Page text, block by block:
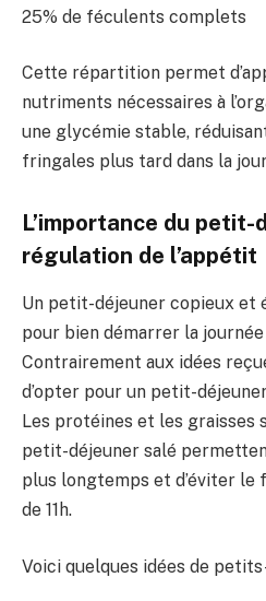
25% de féculents complets
Cette répartition permet
nutriments nécessaires à
une glycémie stable,
fringales plus tard dans la
L’importance du petit-
régulation de l’appétit
Un petit-déjeuner copieux et
pour bien démarrer la
Contrairement aux idées
d’opter pour un petit-
Les protéines et les graisses
petit-déjeuner salé
plus longtemps et d’éviter le
de 11h.
Voici quelques idées de